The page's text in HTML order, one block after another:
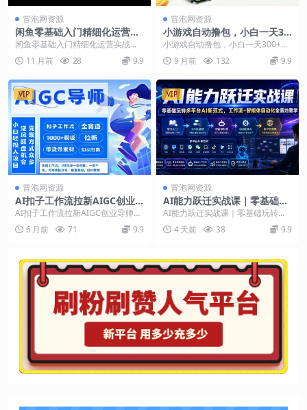
冒泡网资源
闲鱼零基础入门精细化运营实
战教学，闲鱼暴力玩法带你成
功变现
闲鱼零基础入门精细化运营实战教
学，闲鱼暴力玩法带你成功变现 精
级化实战教学 让新...
11 月前 28 9.9
冒泡网资源
小游戏自动撸包，小白一天30
0+，可以批量，手机操作【揭
秘】
小游戏自动撸包，小白一天300+，
可以批量，手机操作【揭秘】 可以
说这个项目经久...
9 月前 132 9.9
VIP
冒泡网资源
AI扣子工作流拉新AIGC创业
导师，紧切AI风口，全赛道拉
新，全赛道模板
AI扣子工作流拉新AIGC创业导师，
紧切AI风口，全赛道拉新，全赛道
模板。小红书...
6 月前 71 9.9
VIP
冒泡网资源
AI能力跃迁实战课｜零基础玩
转多平台AI新范式，工作流
+智能体自动化全落地教学
AI能力跃迁实战课｜零基础玩转多
平台AI新范式，工作流+智能体自动
化全落地教学 ...
4 天前 38 9.9